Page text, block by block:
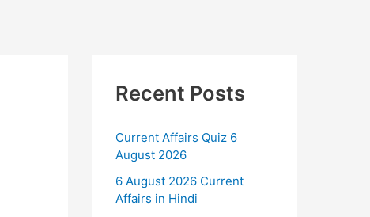
Recent Posts
Current Affairs Quiz 6
August 2026
6 August 2026 Current
Affairs in Hindi